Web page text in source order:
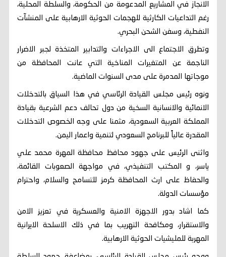
الانجاز في المشاريع المدعومة من الحكومة، والسلطة المحلية،
رغم التداعيات الكارثية للهجمات الحوثية الارهابية على المنشآت
النفطية، وسفن الشحن البحري.
وتطرق الاجتماع الى الاجراءات والتدابير المتخذة لجبر الاضرار
الناجمة عن المتغيرات المناخية التي عانت المحافظة من
موجاتها المدمرة على مدى السنوات الماضية.
ونوه رئيس مجلس القيادة الرئاسي في هذا السياق بالتدخلات
الانمائية والانسانية السخية من دول تحالف دعم الشرعية بقيادة
المملكة العربية السعودية، مثمنا على وجه الخصوص التدخلات
المقدرة عالياً للبرنامج السعودي لتنمية واعمار اليمن.
واثنى الرئيس على جهود محافظ محافظة المهرة محمد علي
ياسر، و المكتب التنفيذي، في مواجهة الصعوبات القائمة،
والحفاظ على ارث المحافظة كرمز للتسامح والسلام، واحترام
مؤسسات الدولة.
كما اشاد بدور الاجهزة الامنية والعسكرية في تعزيز الامن
والاستقرار، ومكافحة التهريب بما في ذلك الاسلحة الايرانية
المهربة للمليشيات الحوثية الارهابية.